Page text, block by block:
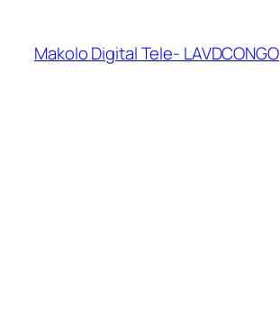
Makolo Digital Tele- LAVDCONGO